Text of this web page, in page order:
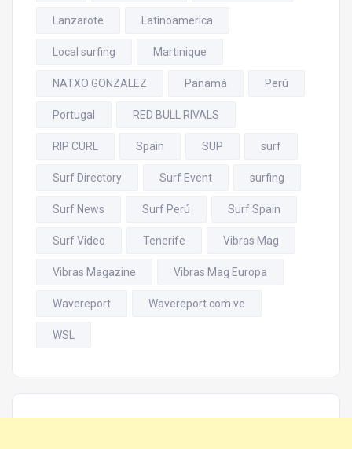
Lanzarote Latinoamerica
Local surfing Martinique
NATXO GONZALEZ Panamá Perú
Portugal RED BULL RIVALS
RIP CURL Spain SUP surf
Surf Directory Surf Event surfing
Surf News Surf Perú Surf Spain
Surf Video Tenerife Vibras Mag
Vibras Magazine Vibras Mag Europa
Wavereport Wavereport.com.ve
WSL